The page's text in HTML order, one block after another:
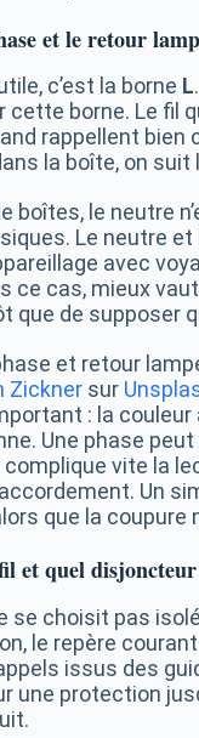
et le retour
c’est la borne L
cette borne. Le fil
rappellent bien
la boîte, on
boîtes, le neutre
Le neutre
avec
ce cas, mieux
que de supposer
Zickner sur
: la
Une phase
complique vite la
Un
que la coupure
et quel
se choisit pas
le repère
issus des
une protection